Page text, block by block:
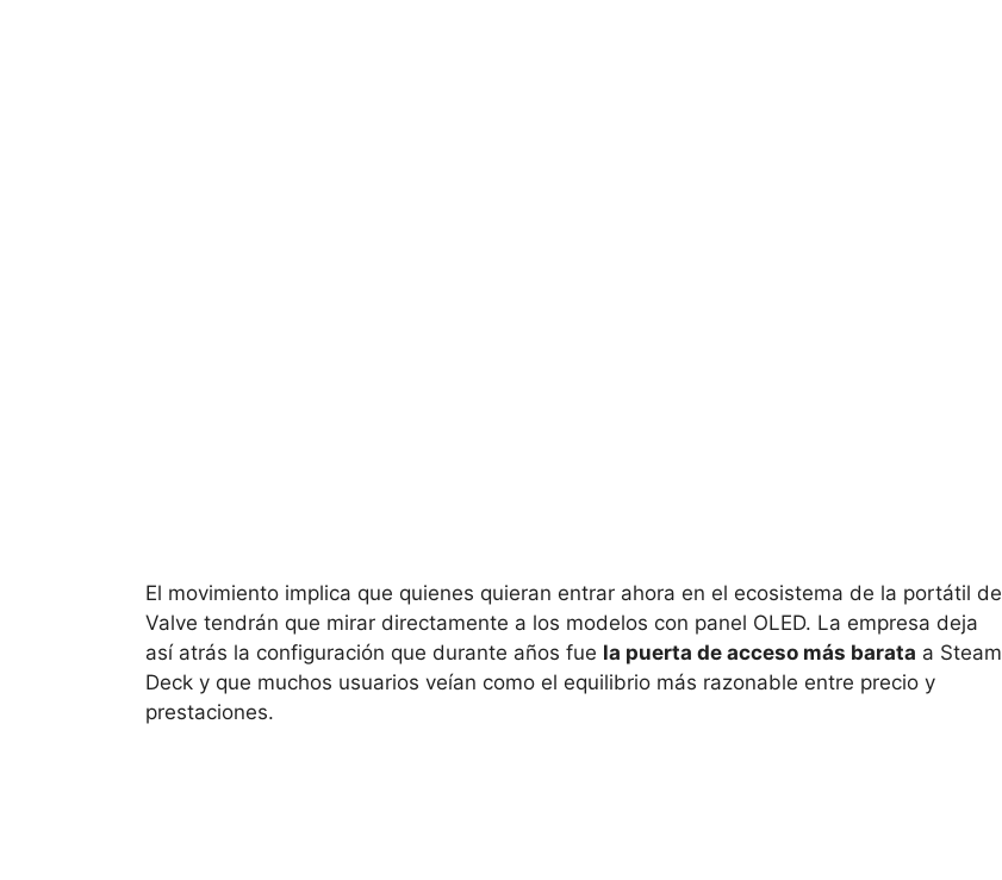
El movimiento implica que quienes quieran entrar ahora en el ecosistema de la portátil de
Valve tendrán que mirar directamente a los modelos con panel OLED. La empresa deja
así atrás la configuración que durante años fue la puerta de acceso más barata a Steam
Deck y que muchos usuarios veían como el equilibrio más razonable entre precio y
prestaciones.